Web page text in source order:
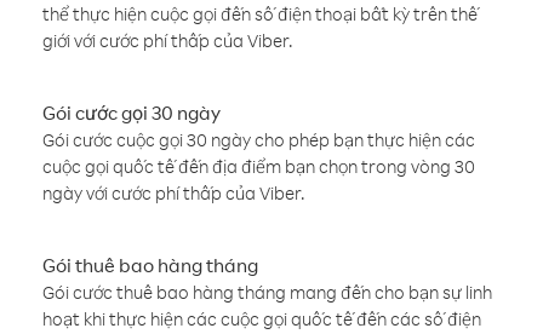
thể thực hiện cuộc gọi đến số điện thoại bất kỳ trên thế
giới với cước phí thấp của Viber.
Gói cước gọi 30 ngày
Gói cước cuộc gọi 30 ngày cho phép bạn thực hiện các
cuộc gọi quốc tế đến địa điểm bạn chọn trong vòng 30
ngày với cước phí thấp của Viber.
Gói thuê bao hàng tháng
Gói cước thuê bao hàng tháng mang đến cho bạn sự linh
hoạt khi thực hiện các cuộc gọi quốc tế đến các số điện